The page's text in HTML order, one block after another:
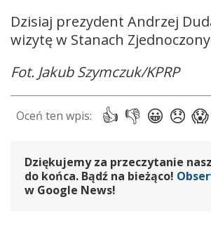
Dzisiaj prezydent Andrzej
wizytę w Stanach
Fot. Jakub Szymczuk/KPRP
Dziękujemy za przeczytanie
do końca. Bądź na bieżąco!
w Google News!